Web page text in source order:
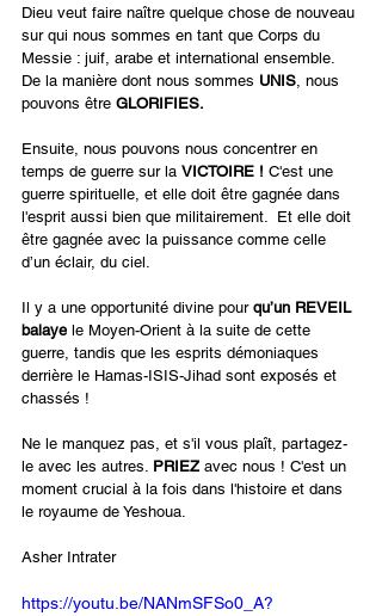
Dieu veut faire naître quelque chose de nouveau
sur qui nous sommes en tant que Corps du
Messie : juif, arabe et international ensemble.
De la manière dont nous sommes UNIS , nous
pouvons être GLORIFIES.
Ensuite, nous pouvons nous concentrer en
temps de guerre sur la VICTOIRE ! C'est une
guerre spirituelle, et elle doit être gagnée dans
l'esprit aussi bien que militairement.  Et elle doit
être gagnée avec la puissance comme celle
d’un éclair, du ciel.
Il y a une opportunité divine pour qu’un REVEIL
balaye le Moyen-Orient à la suite de cette
guerre, tandis que les esprits démoniaques
derrière le Hamas-ISIS-Jihad sont exposés et
chassés !
Ne le manquez pas, et s'il vous plaît, partagez-
le avec les autres. PRIEZ avec nous ! C'est un
moment crucial à la fois dans l'histoire et dans
le royaume de Yeshoua.
Asher Intrater
https://youtu.be/NANmSFSo0_A?